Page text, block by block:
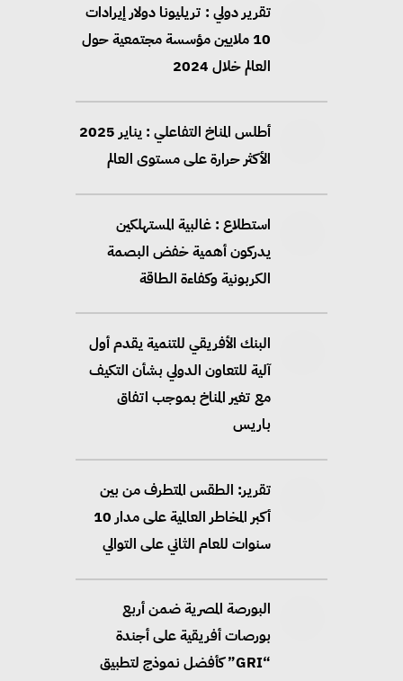
تقرير دولي : تريليونا دولار إيرادات
10 ملايين مؤسسة مجتمعية حول
العالم خلال 2024
أطلس المناخ التفاعلي : يناير 2025
الأكثر حرارة على مستوى العالم
استطلاع : غالبية المستهلكين
يدركون أهمية خفض البصمة
الكربونية وكفاءة الطاقة
البنك الأفريقي للتنمية يقدم أول
آلية للتعاون الدولي بشأن التكيف
مع تغير المناخ بموجب اتفاق
باريس
تقرير: الطقس المتطرف من بين
أكبر المخاطر العالمية على مدار 10
سنوات للعام الثاني على التوالي
البورصة المصرية ضمن أربع
بورصات أفريقية على أجندة
“GRI” كأفضل نموذج لتطبيق